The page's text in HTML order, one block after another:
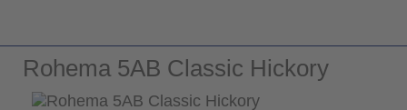
Rohema 5AB Classic Hickory